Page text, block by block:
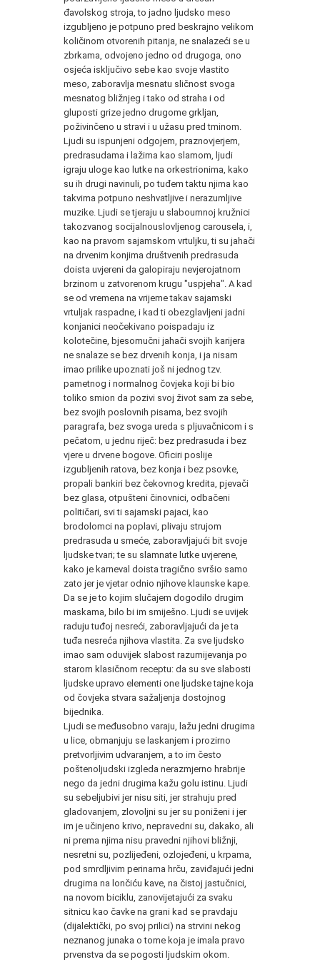
đavolskog stroja, to jadno ljudsko meso
izgubljeno je potpuno pred beskrajno velikom
količinom otvorenih pitanja, ne snalazeći se u
zbrkama, odvojeno jedno od drugoga, ono
osjeća isključivo sebe kao svoje vlastito
meso, zaboravlja mesnatu sličnost svoga
mesnatog bližnjeg i tako od straha i od
gluposti grize jedno drugome grkljan,
poživinčeno u stravi i u užasu pred tminom.
Ljudi su ispunjeni odgojem, praznovjerjem,
predrasudama i lažima kao slamom, ljudi
igraju uloge kao lutke na orkestrionima, kako
su ih drugi navinuli, po tuđem taktu njima kao
takvima potpuno neshvatljive i nerazumljive
muzike. Ljudi se tjeraju u slaboumnoj kružnici
takozvanog socijalnouslovljenog carousela, i,
kao na pravom sajamskom vrtuljku, ti su jahači
na drvenim konjima društvenih predrasuda
doista uvjereni da galopiraju nevjerojatnom
brzinom u zatvorenom krugu "uspjeha". A kad
se od vremena na vrijeme takav sajamski
vrtuljak raspadne, i kad ti obezglavljeni jadni
konjanici neočekivano poispadaju iz
kolotečine, bjesomučni jahači svojih karijera
ne snalaze se bez drvenih konja, i ja nisam
imao prilike upoznati još ni jednog tzv.
pametnog i normalnog čovjeka koji bi bio
toliko smion da pozivi svoj život sam za sebe,
bez svojih poslovnih pisama, bez svojih
paragrafa, bez svoga ureda s pljuvačnicom i s
pečatom, u jednu riječ: bez predrasuda i bez
vjere u drvene bogove. Oficiri poslije
izgubljenih ratova, bez konja i bez psovke,
propali bankiri bez čekovnog kredita, pjevači
bez glasa, otpušteni činovnici, odbačeni
političari, svi ti sajamski pajaci, kao
brodolomci na poplavi, plivaju strujom
predrasuda u smeće, zaboravljajući bit svoje
ljudske tvari; te su slamnate lutke uvjerene,
kako je karneval doista tragično svršio samo
zato jer je vjetar odnio njihove klaunske kape.
Da se je to kojim slučajem dogodilo drugim
maskama, bilo bi im smiješno. Ljudi se uvijek
raduju tuđoj nesreći, zaboravljajući da je ta
tuđa nesreća njihova vlastita. Za sve Ijudsko
imao sam oduvijek slabost razumijevanja po
starom klasičnom receptu: da su sve slabosti
ljudske upravo elementi one ljudske tajne koja
od čovjeka stvara sažaljenja dostojnog
bijednika.
Ljudi se međusobno varaju, lažu jedni drugima
u lice, obmanjuju se laskanjem i prozirno
pretvorljivim udvaranjem, a to im često
poštenoljudski izgleda nerazmjerno hrabrije
nego da jedni drugima kažu golu istinu. Ljudi
su sebeljubivi jer nisu siti, jer strahuju pred
gladovanjem, zlovoljni su jer su poniženi i jer
im je učinjeno krivo, nepravedni su, dakako, ali
ni prema njima nisu pravedni njihovi bližnji,
nesretni su, pozlijeđeni, ozlojeđeni, u krpama,
pod smrdljivim perinama hrču, zaviđajući jedni
drugima na lončiću kave, na čistoj jastučnici,
na novom biciklu, zanovijetajući za svaku
sitnicu kao čavke na grani kad se pravdaju
(dijalektički, po svoj prilici) na strvini nekog
neznanog junaka o tome koja je imala pravo
prvenstva da se pogosti ljudskim okom.